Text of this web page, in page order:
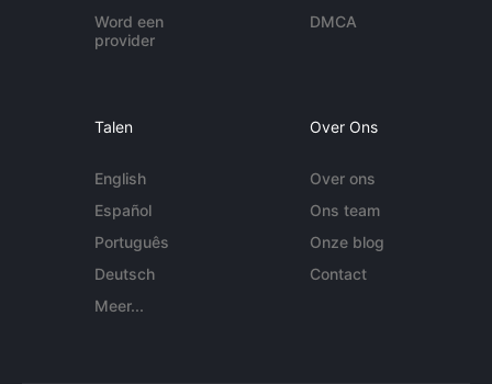
Word een
provider
DMCA
Talen
English
Español
Português
Deutsch
Meer...
Over Ons
Over ons
Ons team
Onze blog
Contact